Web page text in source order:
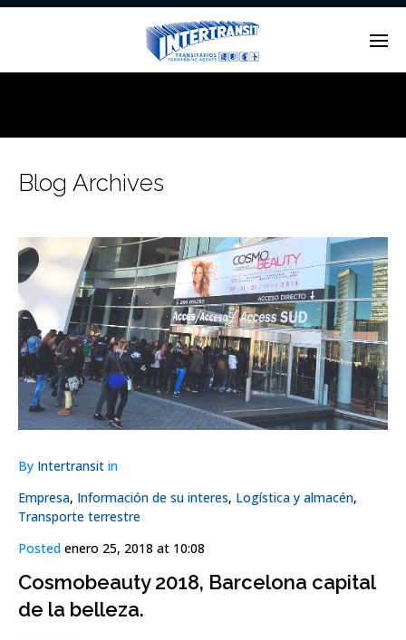
Blog Archives
By Intertransit in
Empresa, Información de su interes, Logística y almacén,
Transporte terrestre
Posted enero 25, 2018 at 10:08
Cosmobeauty 2018, Barcelona capital
de la belleza.